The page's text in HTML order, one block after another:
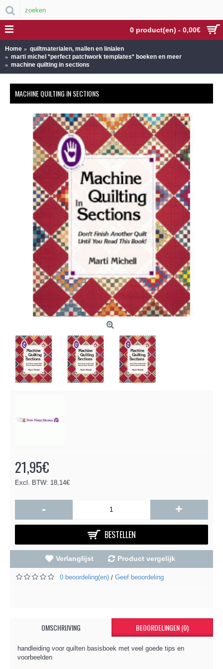
0 product(en) - 0,00€
Home
quiltmaterialen, mallen en linialen
marti michel *perfect patchwork templates* boeken en meer
machine quilting in sections
MACHINE QUILTING IN SECTIONS
21,95€
Excl. BTW: 18,14€
- +
BESTELLEN
Verlanglijst Product vergelijk
0 beoordeling(en) / Geef beoordeling
OMSCHRIJVING BEOORDELINGEN (0)
handleiding voor quilten basisboek met veel goede tips en
voorbeelden